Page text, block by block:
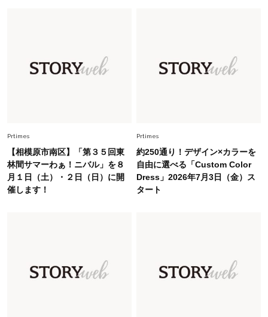
Fashion 2026.5.29
オシャレ40代の【ワンピ＆オールインワン】最
旬着こなし3選。地味見え回避のコツは「バッグ
選び」！
2026.7.9
スタイリストが本気で推す！40代がほどよく華
Prtimes
【相模原市南区】「第３５回東
林間サマーわぁ！ニバル」を８
月１日（土）・２日（日）に開
催します！
Prtimes
約250通り！デザイン×カラーを
自由に選べる「Custom Color
Dress」2026年7月3日（金）ス
タート